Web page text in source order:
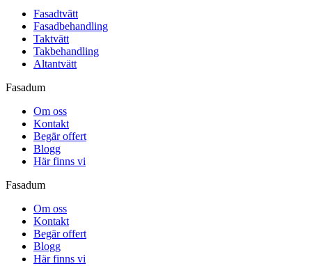
Fasadtvätt
Fasadbehandling
Taktvätt
Takbehandling
Altantvätt
Fasadum
Om oss
Kontakt
Begär offert
Blogg
Här finns vi
Fasadum
Om oss
Kontakt
Begär offert
Blogg
Här finns vi